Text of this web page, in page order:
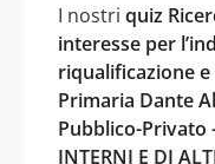
I nostri quiz
interesse per
riqualificazione
Primaria Dante
Pubblico-Privato
INTERNI E DI